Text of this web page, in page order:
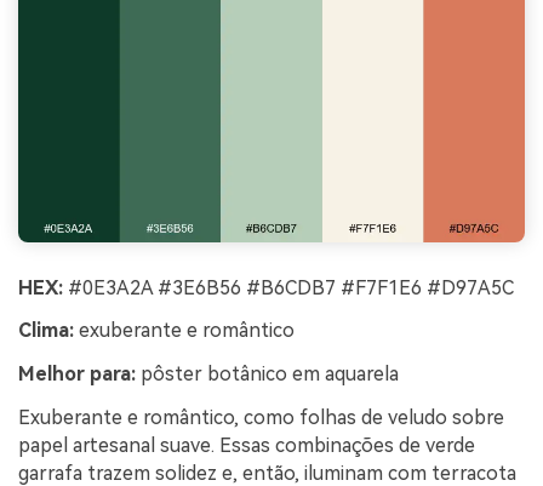
HEX: #0E3A2A #3E6B56 #B6CDB7 #F7F1E6 #D97A5C
Clima: exuberante e romântico
Melhor para: pôster botânico em aquarela
Exuberante e romântico, como folhas de veludo sobre
papel artesanal suave. Essas combinações de verde
garrafa trazem solidez e, então, iluminam com terracota